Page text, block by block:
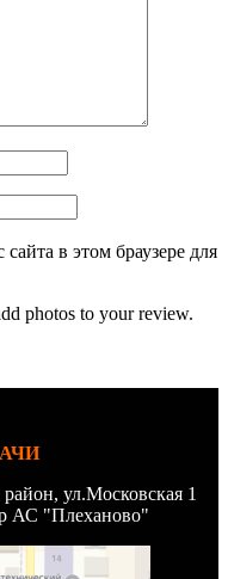
в этом браузере для
photos to your review.
ул.Московская 1
АС "Плеханово"